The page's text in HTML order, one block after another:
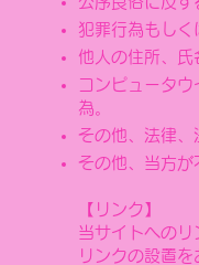
犯罪行為もしく
他人の住所、氏
コンピ ュータ
為。
その他、法律、
その他、当方が
【リンク】
当サイトへの
リンクの設置を